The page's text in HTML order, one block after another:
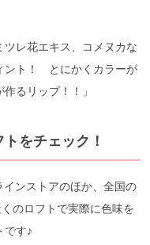
ツレ花エキス、コメヌカな
ント！ とにかくカラーが
るリップ！！」
をチェック！
ンストアのほか、全国の
のロフトで実際に色味を
です♪